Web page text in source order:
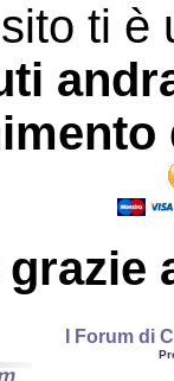
ti è
grazie
I Forum di